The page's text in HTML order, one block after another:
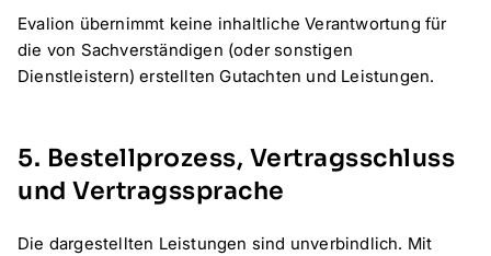
Evalion übernimmt keine inhaltliche Verantwortung für
die von Sachverständigen (oder sonstigen
Dienstleistern) erstellten Gutachten und Leistungen.
5. Bestellprozess, Vertragsschluss
und Vertragssprache
Die dargestellten Leistungen sind unverbindlich. Mit